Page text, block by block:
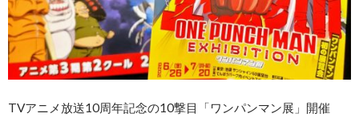
TVアニメ放送10周年記念の10撃目「ワンパンマン展」開催